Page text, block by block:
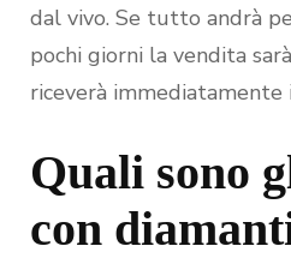
dal vivo. Se tutto andrà
pochi giorni la vendita
riceverà
Quali sono
con